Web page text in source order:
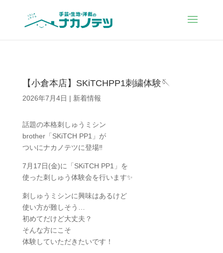
【小倉本店】SKiTCHPP1刺繍体験🪡
2026年7月4日 | 新着情報
話題の本格刺しゅうミシン
brother「SKiTCH PP1」が
ついにナカノテツに登場‼︎
7月17日(金)に「SKiTCH PP1」を
使った刺しゅう体験会を行います✨
刺しゅうミシンに興味はあるけど
使い方が難しそう…
初めてだけど大丈夫？
そんな方にこそ
体験していただきたいです！